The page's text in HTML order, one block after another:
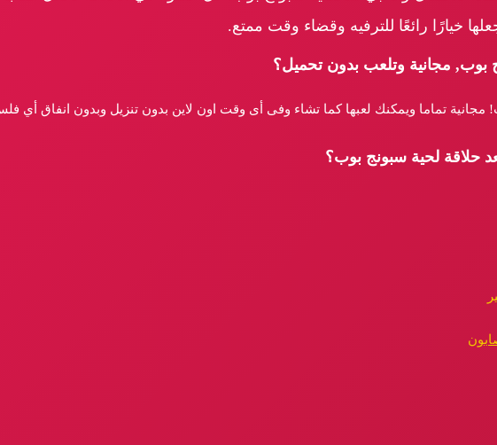
خيارًا رائعًا للترفيه وقضاء وقت ممتع.
بوب, مجانية وتلعب بدون تحميل؟
مجانية تماما ويمكنك لعبها كما تشاء وفى أى وقت اون لاين بدون تنزيل وبدون انفاق أي
حلاقة لحية سبونج بوب؟